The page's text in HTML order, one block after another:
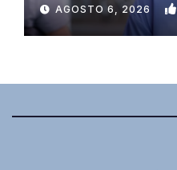
AGOSTO 6, 2026